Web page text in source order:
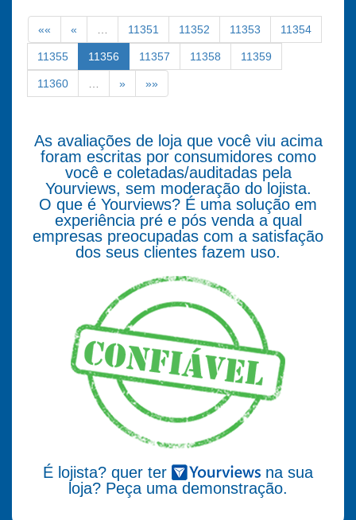
«« « … 11351 11352 11353 11354
11355 11356 11357 11358 11359
11360 … » »»
As avaliações de loja que você viu acima
foram escritas por consumidores como
você e coletadas/auditadas pela
Yourviews, sem moderação do lojista.
O que é Yourviews? É uma solução em
experiência pré e pós venda a qual
empresas preocupadas com a satisfação
dos seus clientes fazem uso.
É lojista? quer ter
na sua
loja? Peça uma demonstração.